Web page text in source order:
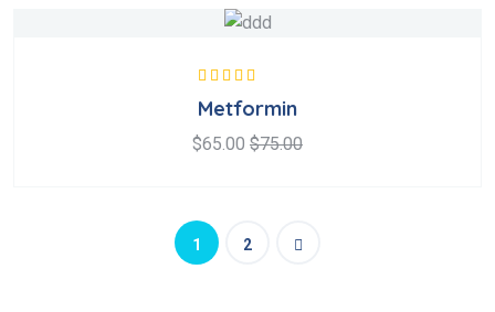
Valorado en
5.00de 5
Metformin
$65.00 $75.00
1 2